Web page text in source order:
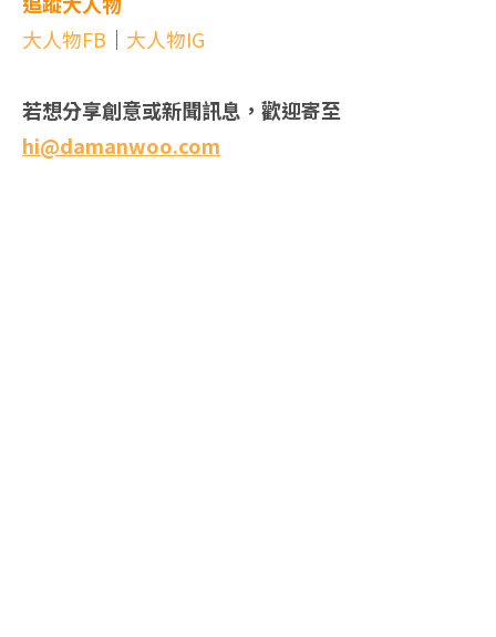
大人物FB ｜ 大人物IG
若想分享創意或新聞訊息，歡迎寄至
hi@damanwoo.com